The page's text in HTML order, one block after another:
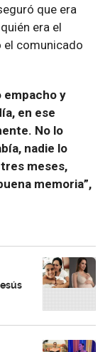
que era
era el
el comunicado
empacho y
en ese
No lo
nadie lo
meses,
memoria”,